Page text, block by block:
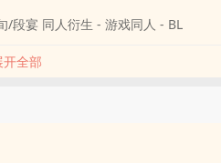
/段宴 ‌同‌‍‎人‌衍生 - 游戏‌同‌‍‎人‌ - BL
哥啵嘴文学➕伪ntr强制➕旬给晏口
，本质还是为爱发电，如有雷到真
开全部